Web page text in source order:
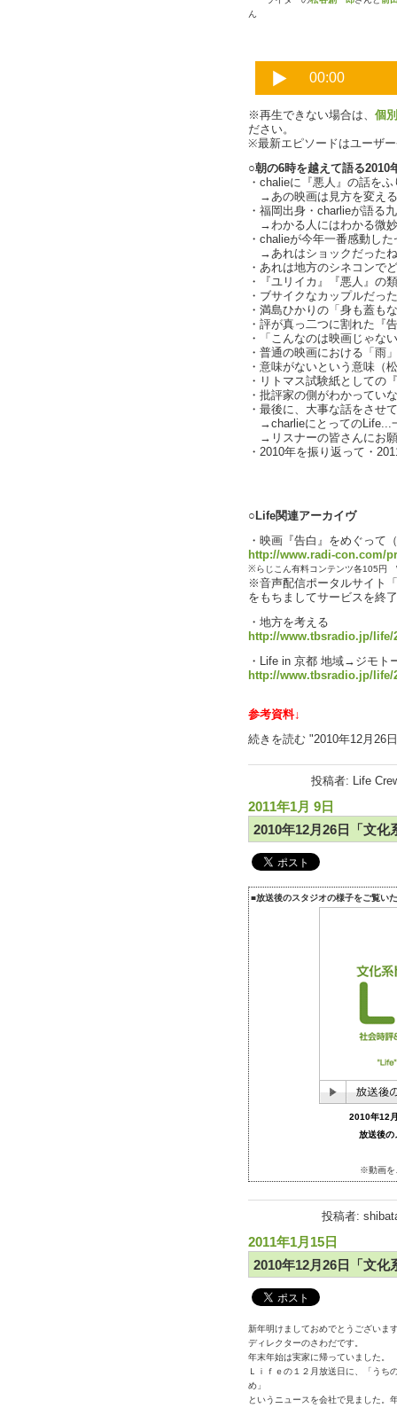
ん
※再生できない場合は、 個
ださい。
※最新エピソードはユーザ
○朝の6時を越えて語る2010
・chalieに『悪人』の話を
→あの映画は見方を変え
・福岡出身・charlieが語る
→わかる人にはわかる微
・chalieが今年一番感動した
→あれはショックだった
・あれは地方のシネコンで
・『ユリイカ』『悪人』の
・ブサイクなカップルだっ
・満島ひかりの「身も蓋も
・評が真っ二つに割れた『
・「こんなのは映画じゃな
・普通の映画における「雨
・意味がないという意味（
・リトマス試験紙としての
・批評家の側がわかってい
・最後に、大事な話をさせ
→charlieにとってのLife...
→リスナーの皆さんにお
・2010年を振り返って・
○Life関連アーカイヴ
・映画『告白』をめぐって
http://www.radi-con.com/
※らじこん有料コンテンツ各105円
※音声配信ポータルサイト
をもちましてサービスを終
・地方を考える
http://www.tbsradio.jp/life/
・Life in 京都 地域→ジモト
http://www.tbsradio.jp/life/
参考資料↓
続きを読む "2010年12月26
投稿者: Life
2011年1月 9日
2010年12月26日「文化
■放送後のスタジオの様子をご覧い
2010年12
放送後の
※動画を
投稿者:
2011年1月15日
2010年12月26日「文化
新年明けましておめでとうございま
ディレクターのさわだです。
年末年始は実家に帰っていました。
Ｌｉｆｅの１２月放送日に、「うち
め」
というニュースを会社で見ました。